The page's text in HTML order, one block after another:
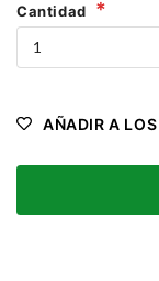
Cantidad
AÑADIR A